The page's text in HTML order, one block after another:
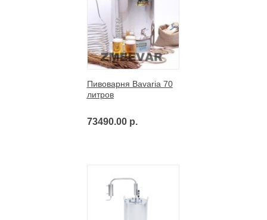
Пивоварня Bavaria 70
литров
73490.00 р.